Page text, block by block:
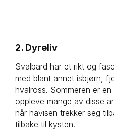
2. Dyreliv
Svalbard har et rikt og
med blant annet isbjørn,
hvalross. Sommeren er
oppleve mange av disse
når havisen trekker seg
tilbake til kysten.